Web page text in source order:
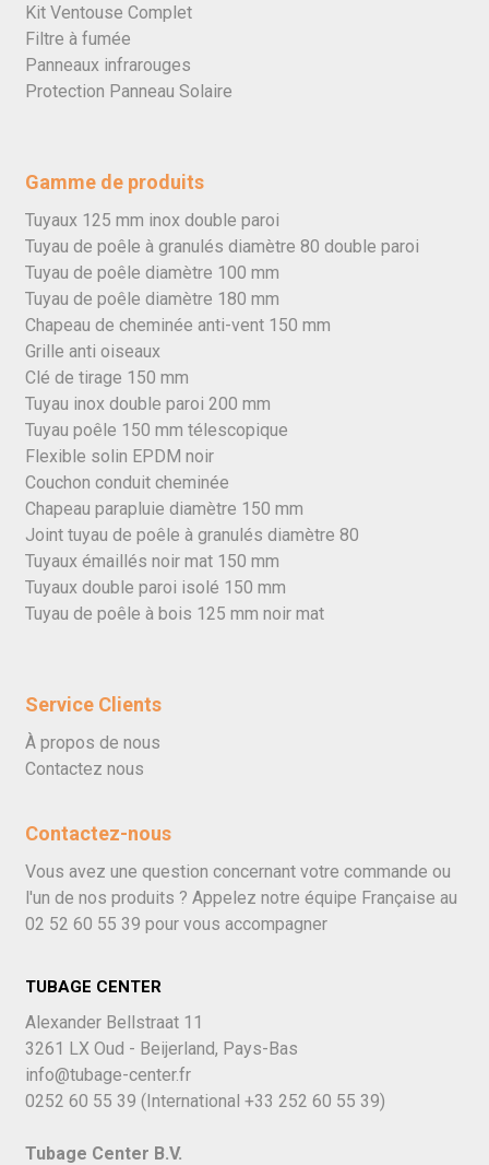
Kit Ventouse Complet
Filtre à fumée
Panneaux infrarouges
Protection Panneau Solaire
Gamme de produits
Tuyaux 125 mm inox double paroi
Tuyau de poêle à granulés diamètre 80 double paroi
Tuyau de poêle diamètre 100 mm
Tuyau de poêle diamètre 180 mm
Chapeau de cheminée anti-vent 150 mm
Grille anti oiseaux
Clé de tirage 150 mm
Tuyau inox double paroi 200 mm
Tuyau poêle 150 mm télescopique
Flexible solin EPDM noir
Couchon conduit cheminée
Chapeau parapluie diamètre 150 mm
Joint tuyau de poêle à granulés diamètre 80
Tuyaux émaillés noir mat 150 mm
Tuyaux double paroi isolé 150 mm
Tuyau de poêle à bois 125 mm noir mat
Service Clients
À propos de nous
Contactez nous
Contactez-nous
Vous avez une question concernant votre commande ou
l'un de nos produits ? Appelez notre équipe Française au
02 52 60 55 39 pour vous accompagner
TUBAGE CENTER
Alexander Bellstraat 11
3261 LX Oud - Beijerland, Pays-Bas
info@tubage-center.fr
0252 60 55 39 (International +33 252 60 55 39)
Tubage Center B.V.